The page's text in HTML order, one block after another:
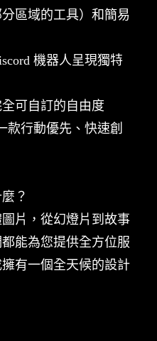
區域的工具）和簡易
機器人呈現獨特
可自訂的自由度
款行動優先、快速創
？
片，從幻燈片到故事
能為您提供全方位服
有一個全天候的設計